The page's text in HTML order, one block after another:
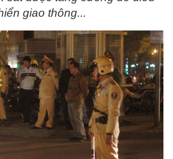
giao thông...